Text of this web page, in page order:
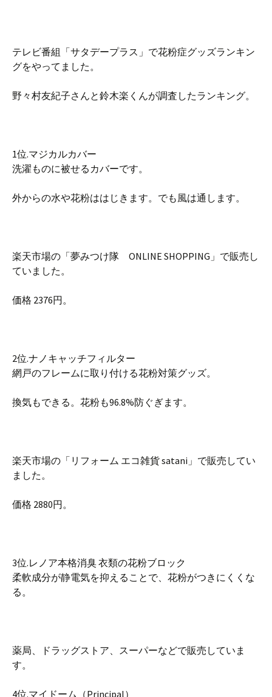
テレビ番組「サタデープラス」で花粉症グッズランキン
グをやってました。
野々村友紀子さんと鈴木楽くんが調査したランキング。
1位.マジカルカバー
洗濯ものに被せるカバーです。
外からの水や花粉ははじきます。でも風は通します。
楽天市場の「夢みつけ隊 ONLINE SHOPPING」で販売し
ていました。
価格 2376円。
2位.ナノキャッチフィルター
網戸のフレームに取り付ける花粉対策グッズ。
換気もできる。花粉も96.8%防ぐぎます。
楽天市場の「リフォーム エコ雑貨 satani」で販売してい
ました。
価格 2880円。
3位.レノア本格消臭 衣類の花粉ブロック
柔軟成分が静電気を抑えることで、花粉がつきにくくな
る。
薬局、ドラッグストア、スーパーなどで販売していま
す。
4位.マイドーム（Principal）